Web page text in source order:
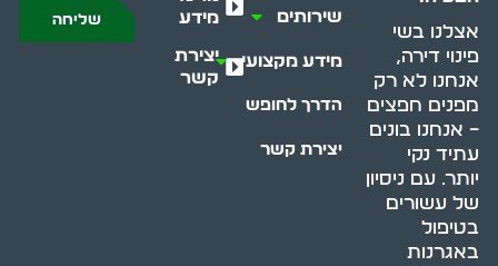
אצלנו בשי
פינוי דירה,
אנחנו לא רק
מפנים חפצים
– אנחנו בונים
עתיד נקי
יותר. עם ניסיון
של עשורים
בטיפול
באגרנות
שירותים
מידע מקצועי
הדרך לחופש
יצירת קשר
מידע
יצירת
קשר
שליחה